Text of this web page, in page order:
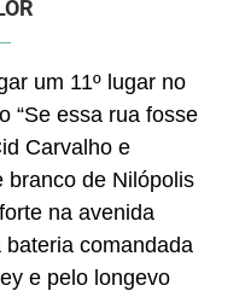
um 11º lugar no
“Se essa rua fosse
Carvalho e
branco de Nilópolis
na avenida
comandada
e pelo longevo